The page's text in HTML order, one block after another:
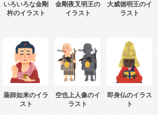
いろいろな金剛
杵のイラスト
金剛夜叉明王の
イラスト
大威徳明王のイ
ラスト
薬師如来のイラ
スト
空也上人像のイ
ラスト
即身仏のイラス
ト